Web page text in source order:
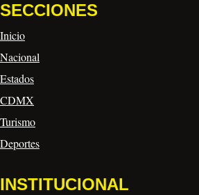
SECCIONES
Inicio
Nacional
Estados
CDMX
Turismo
Deportes
INSTITUCIONAL